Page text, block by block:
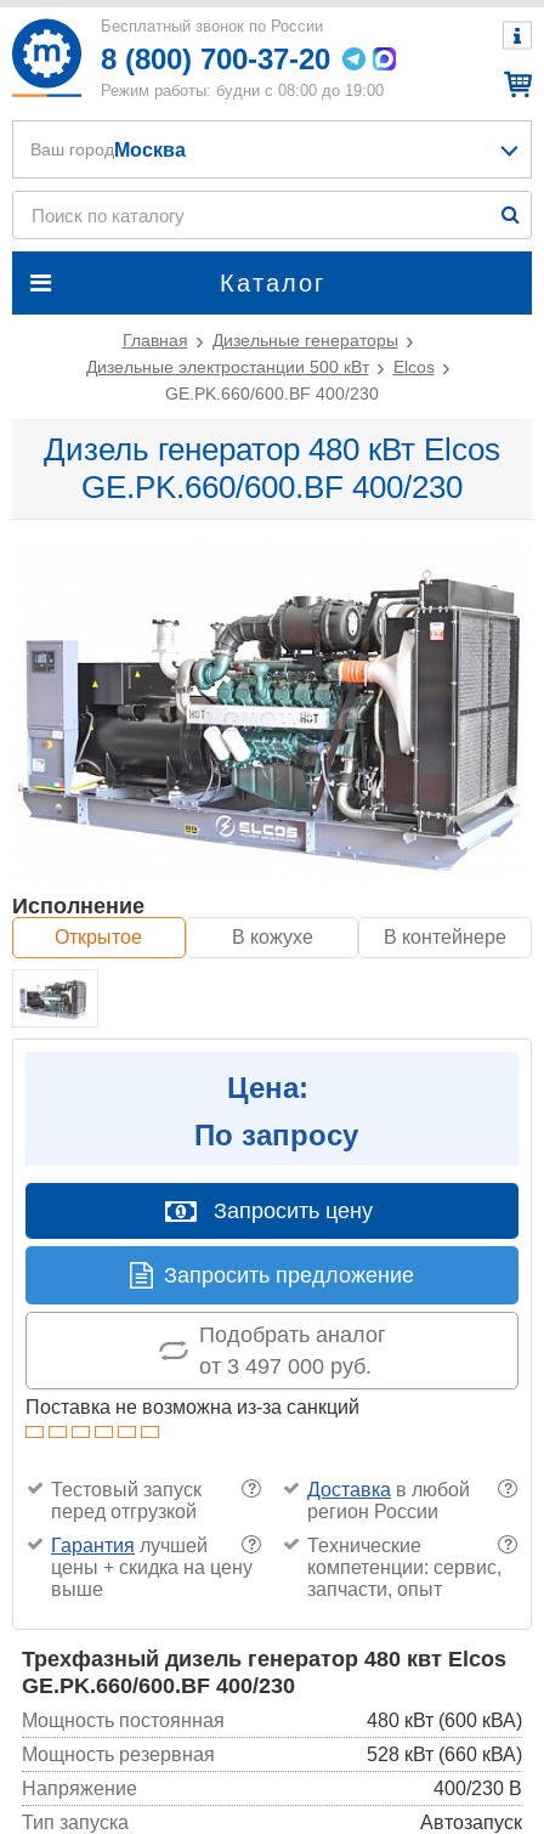
Бесплатный звонок по России
8 (800) 700-37-20
Режим работы: будни с 08:00 до 19:00
Каталог
Ваш город Москва
Главная
Дизельные генераторы
Дизельные электростанции 500 кВт
Elcos
GE.PK.660/600.BF 400/230
Дизель генератор 480 кВт Elcos
GE.PK.660/600.BF 400/230
Исполнение
Открытое В кожухе В контейнере
Цена:
По запросу
Запросить цену
Запросить предложение
Подобрать аналог
от 3 497 000 руб.
Поставка не возможна из-за санкций
?
Тестовый запуск
перед отгрузкой
?
Доставка в любой
регион России
?
Гарантия лучшей
цены + скидка на цену
выше
?
Технические
компетенции: сервис,
запчасти, опыт
Трехфазный дизель генератор 480 квт Elcos
GE.PK.660/600.BF 400/230
Мощность постоянная
480 кВт (600 кВА)
Мощность резервная
528 кВт (660 кВА)
Напряжение
400/230 В
Тип запуска
Автозапуск